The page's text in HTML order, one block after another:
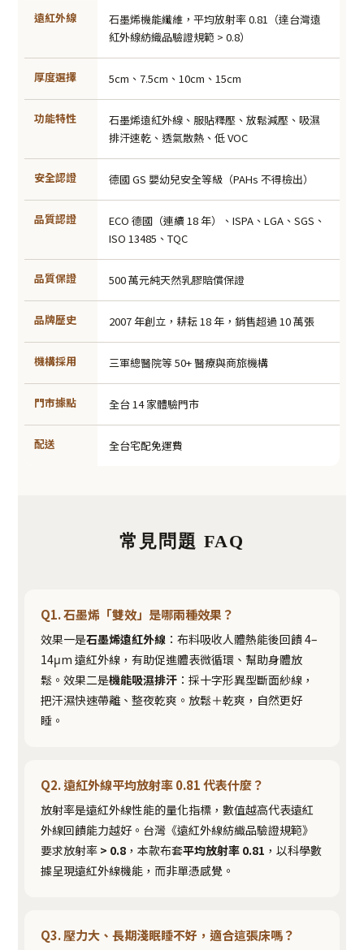
遠紅外線
石墨烯機能纖維，平均放射率 0.81（達台灣遠
紅外線紡織品驗證規範 > 0.8）
厚度選擇 5cm、7.5cm、10cm、15cm
功能特性
石墨烯遠紅外線、服貼釋壓、放鬆減壓、吸濕
排汗速乾、透氣散熱、低 VOC
安全認證 德國 GS 嬰幼兒安全等級（PAHs 不得檢出）
品質認證
ECO 德國（連續 18 年）、ISPA、LGA、SGS、
ISO 13485、TQC
品質保證 500 萬元純天然乳膠賠償保證
品牌歷史 2007 年創立，耕耘 18 年，銷售超過 10 萬張
機構採用 三軍總醫院等 50+ 醫療與商旅機構
門市據點 全台 14 家體驗門市
配送 全台宅配免運費
常見問題 FAQ
Q1. 石墨烯「雙效」是哪兩種效果？
效果一是石墨烯遠紅外線 ：布料吸收人體熱能後回饋 4–
14μm 遠紅外線，有助促進體表微循環、幫助身體放
鬆。效果二是機能吸濕排汗 ：採十字形異型斷面紗線，
把汗濕快速帶離、整夜乾爽。放鬆＋乾爽，自然更好
睡。
Q2. 遠紅外線平均放射率 0.81 代表什麼？
放射率是遠紅外線性能的量化指標，數值越高代表遠紅
外線回饋能力越好。台灣《遠紅外線紡織品驗證規範》
要求放射率 > 0.8 ，本款布套平均放射率 0.81 ，以科學數
據呈現遠紅外線機能，而非單憑感覺。
Q3. 壓力大、長期淺眠睡不好，適合這張床嗎？